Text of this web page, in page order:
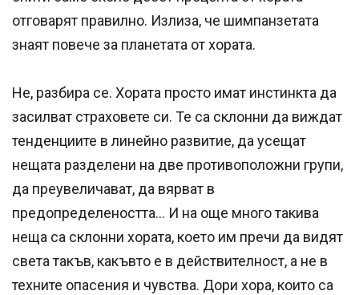
отговарят правилно. Излиза, че шимпанзетата
знаят повече за планетата от хората.
Не, разбира се. Хората просто имат инстинкта да
засилват страховете си. Те са склонни да виждат
тенденциите в линейно развитие, да усещат
нещата разделени на две противоположни групи,
да преувеличават, да вярват в
предопределеността... И на още много такива
неща са склонни хората, което им пречи да видят
света такъв, какъвто е в действителност, а не в
техните опасения и чувства. Дори хора, които са